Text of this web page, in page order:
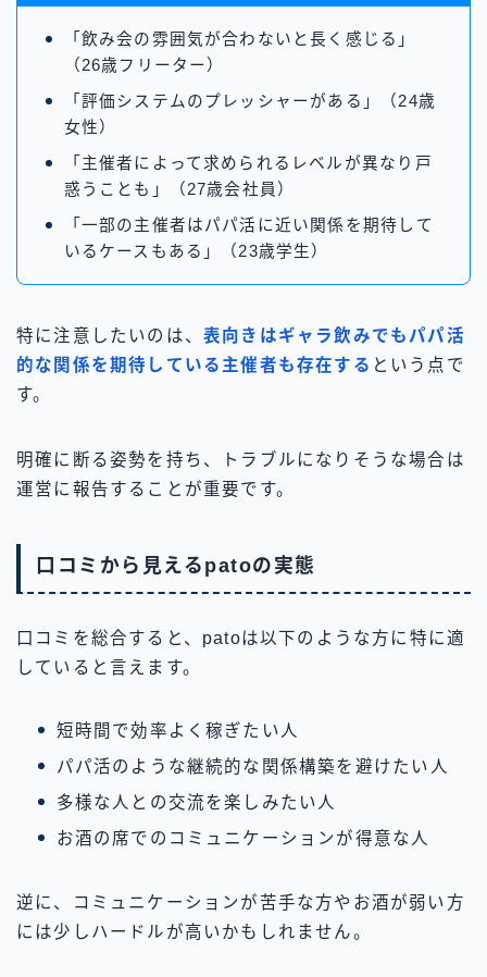
「飲み会の雰囲気が合わないと長く感じる」
（26歳フリーター）
「評価システムのプレッシャーがある」（24歳
女性）
「主催者によって求められるレベルが異なり戸
惑うことも」（27歳会社員）
「一部の主催者はパパ活に近い関係を期待して
いるケースもある」（23歳学生）
特に注意したいのは、 表向きはギャラ飲みでもパパ活
的な関係を期待している主催者も存在する という点で
す。
明確に断る姿勢を持ち、トラブルになりそうな場合は
運営に報告することが重要です。
口コミから見えるpatoの実態
口コミを総合すると、patoは以下のような方に特に適
していると言えます。
短時間で効率よく稼ぎたい人
パパ活のような継続的な関係構築を避けたい人
多様な人との交流を楽しみたい人
お酒の席でのコミュニケーションが得意な人
逆に、コミュニケーションが苦手な方やお酒が弱い方
には少しハードルが高いかもしれません。